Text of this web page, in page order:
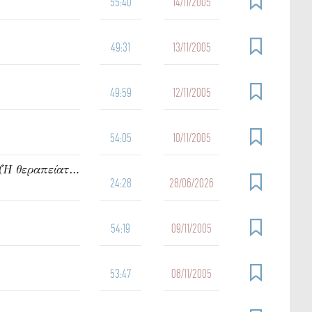
49:31 13/11/2005
49:59 12/11/2005
54:05 10/11/2005
912. Ὁμιλία τοῦ π. Ἰωάννου Γρίντζου Κυριακή Δ΄ Ματθαίου (Ἡ θεραπείατοῦ δούλου τοῦ ἑκατοντάρχου)
24:28
28/06/2026
54:19 09/11/2005
53:47 08/11/2005